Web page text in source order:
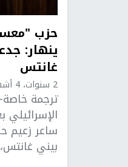
حزب
ينهار:
غانتس
2 سنوات، 4 أشهر ago
ترجمة
ساعر زعيم
بيني